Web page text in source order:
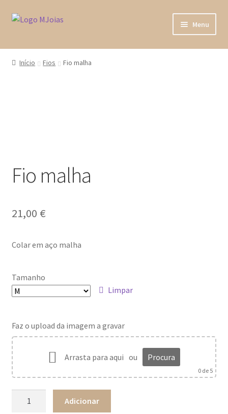
Ir
Saltar
Menu
Home
Início Fios Fio malha
Fio malha
21,00 €
Colar em aço malha
Tamanho
Limpar
Faz o upload da imagem a gravar
Arrasta para aqui ou Procura
0 de 5
Adicionar